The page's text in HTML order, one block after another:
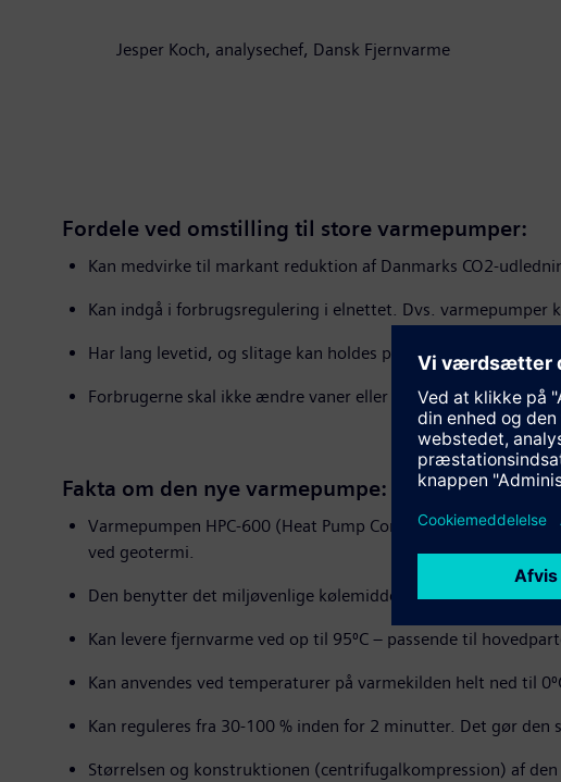
Jesper Koch, analysechef, Dansk Fjernvarme
Fordele ved omstilling til store varmepumper:
Kan medvirke til markant reduktion af Danmarks CO2-
Kan indgå i forbrugsregulering i elnettet. Dvs.
Har lang levetid, og slitage kan holdes på et minimum med
Forbrugerne skal ikke ændre vaner eller sænke deres forbrug
Fakta om den nye varmepumpe:
Varmepumpen HPC-600 (Heat Pump Compression) har en
ved geotermi.
Den benytter det miljøvenlige kølemiddel 1234 ze(E)
Kan levere fjernvarme ved op til 95⁰C – passende til
Kan anvendes ved temperaturer på varmekilden helt ned til
Kan reguleres fra 30-100 % inden for 2 minutter. Det gør
Størrelsen og konstruktionen (centrifugalkompression) af